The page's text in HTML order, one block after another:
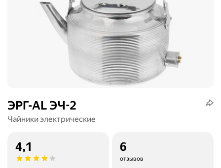
ЭРГ-AL ЭЧ-2
Чайники электрические
4,1 6
отзывов